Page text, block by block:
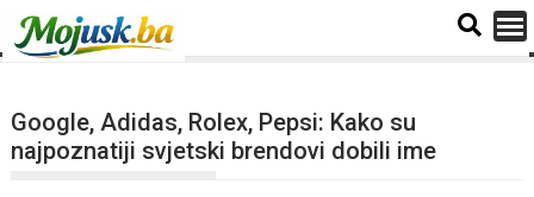
Google, Adidas, Rolex, Pepsi: Kako su
najpoznatiji svjetski brendovi dobili ime